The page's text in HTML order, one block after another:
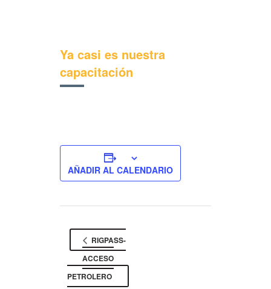
Ya casi es nuestra
capacitación
AÑADIR AL CALENDARIO
RIGPASS-
ACCESO
PETROLERO